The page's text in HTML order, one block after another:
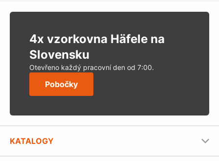
4x vzorkovna Häfele na
Slovensku
Otevřeno každý pracovní den od 7:00.
Pobočky
KATALOGY